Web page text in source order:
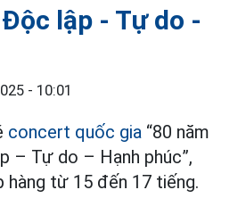
lập - Tự do -
- 10:01
concert quốc gia “80 năm
– Tự do – Hạnh phúc”,
hàng từ 15 đến 17 tiếng.